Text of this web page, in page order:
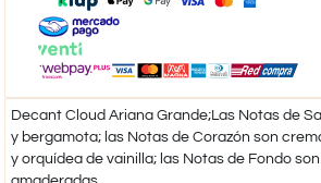
Decant Cloud Ariana Grande;Las Notas de
y bergamota; las Notas de Corazón son
y orquídea de vainilla; las Notas de Fondo